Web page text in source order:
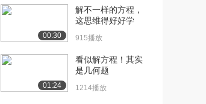
[15] 1.2.3 几何概型【板
10:49
[16] 1.2.3 几何概型【板
书】（中）
10:53
00:30
解不一样的方程，
这思维得好好学
915播放
01:24
看似解方程！其实
是几何题
1214播放